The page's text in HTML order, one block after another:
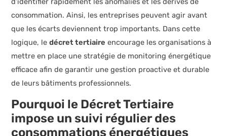
consommation. Ainsi, les entreprises peuvent agir avant
que les écarts deviennent trop importants. Dans cette
logique, ledécret tertiaire encourage les organisations à
mettre en place une stratégie de monitoring énergétique
efficace afin de garantir une gestion proactive et durable
de leurs bâtiments professionnels.
Pourquoi le Décret Tertiaire
impose un suivi régulier des
consommations énergétiques